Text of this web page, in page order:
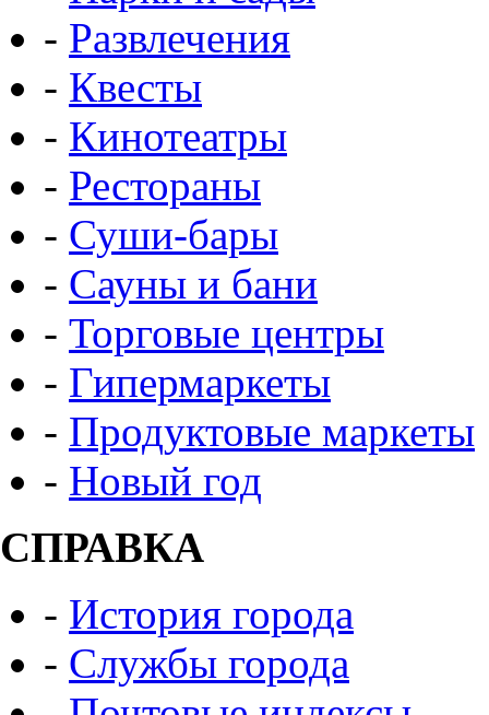
- Развлечения
- Квесты
- Кинотеатры
- Рестораны
- Суши-бары
- Сауны и бани
- Торговые центры
- Гипермаркеты
- Продуктовые маркеты
- Новый год
СПРАВКА
- История города
- Службы города